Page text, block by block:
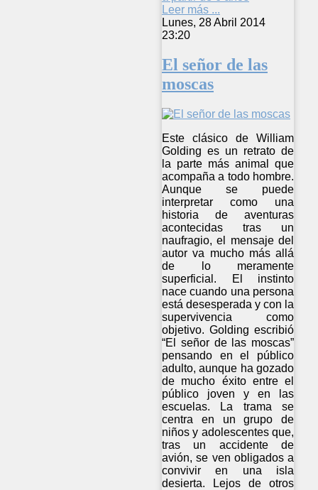
Leer más ...
Lunes, 28 Abril 2014
23:20
El señor de las
moscas
Este clásico de William
Golding es un retrato de
la parte más animal que
acompaña a todo hombre.
Aunque se puede
interpretar como una
historia de aventuras
acontecidas tras un
naufragio, el mensaje del
autor va mucho más allá
de lo meramente
superficial. El instinto
nace cuando una persona
está desesperada y con la
supervivencia como
objetivo. Golding escribió
“El señor de las moscas”
pensando en el público
adulto, aunque ha gozado
de mucho éxito entre el
público joven y en las
escuelas. La trama se
centra en un grupo de
niños y adolescentes que,
tras un accidente de
avión, se ven obligados a
convivir en una isla
desierta. Lejos de otros